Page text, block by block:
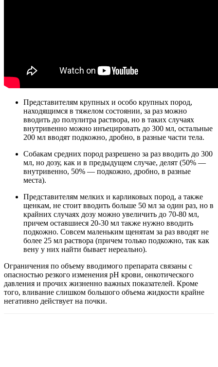
Представителям крупных и особо крупных пород,
находящимся в тяжелом состоянии, за раз можно
вводить до полулитра раствора, но в таких случаях
внутривенно можно инъецировать до 300 мл, остальные
200 мл вводят подкожно, дробно, в разные части тела.
Собакам средних пород разрешено за раз вводить до 300
мл, но дозу, как и в предыдущем случае, делят (50% —
внутривенно, 50% — подкожно, дробно, в разные
места).
Представителям мелких и карликовых пород, а также
щенкам, не стоит вводить больше 50 мл за один раз, но в
крайних случаях дозу можно увеличить до 70-80 мл,
причем оставшиеся 20-30 мл также нужно вводить
подкожно. Совсем маленьким щенятам за раз вводят не
более 25 мл раствора (причем только подкожно, так как
вену у них найти бывает нереально).
Ограничения по объему вводимого препарата связаны с
опасностью резкого изменения рН крови, онкотического
давления и прочих жизненно важных показателей. Кроме
того, вливание слишком большого объема жидкости крайне
негативно действует на почки.